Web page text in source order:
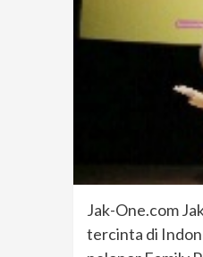
Jak-One.com
tercinta di